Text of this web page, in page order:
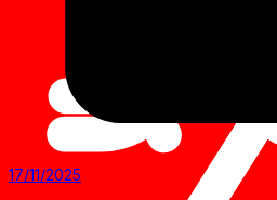
17/11/2025